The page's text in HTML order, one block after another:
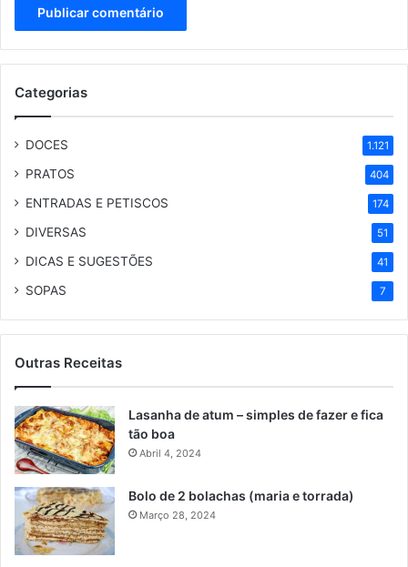
Categorias
DOCES 1.121
PRATOS 404
ENTRADAS E PETISCOS 174
DIVERSAS 51
DICAS E SUGESTÕES 41
SOPAS 7
Outras Receitas
Lasanha de atum – simples de fazer e fica
tão boa
Abril 4, 2024
Bolo de 2 bolachas (maria e torrada)
Março 28, 2024